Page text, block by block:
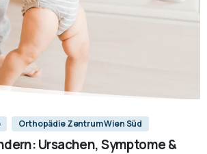
Orthopädie Zentrum Wien Süd
Ursachen, Symptome &